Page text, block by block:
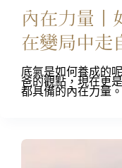
內在力量丨
在變局中走
底氣是如何養成的
爸的觀點，現在更
都具備的內在力量。